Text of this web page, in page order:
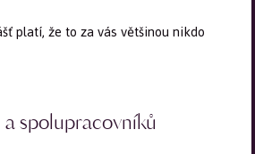
platí, že to za vás většinou nikdo
spolupracovníků